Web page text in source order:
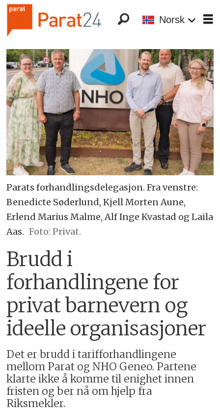
Norsk
Parats forhandlingsdelegasjon. Fra venstre:
Benedicte Søderlund, Kjell Morten Aune,
Erlend Marius Malme, Alf Inge Kvastad og Laila
Aas. Foto: Privat.
Brudd i
forhandlingene for
privat barnevern og
ideelle organisasjoner
Det er brudd i tarifforhandlingene
mellom Parat og NHO Geneo. Partene
klarte ikke å komme til enighet innen
fristen og ber nå om hjelp fra
Riksmekler.